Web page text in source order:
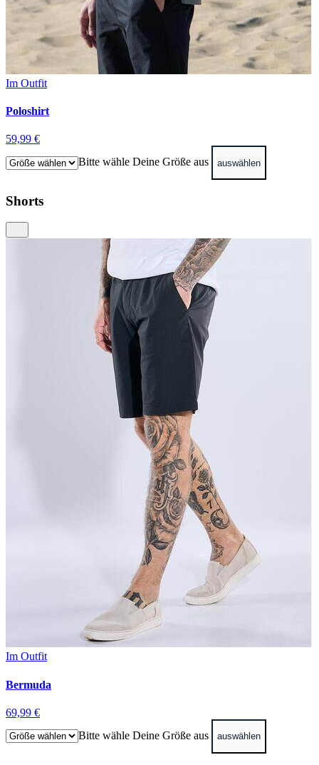
Im Outfit
Poloshirt
59,99 €
Bitte wähle Deine Größe aus
auswählen
Shorts
Im Outfit
Bermuda
69,99 €
Bitte wähle Deine Größe aus
auswählen